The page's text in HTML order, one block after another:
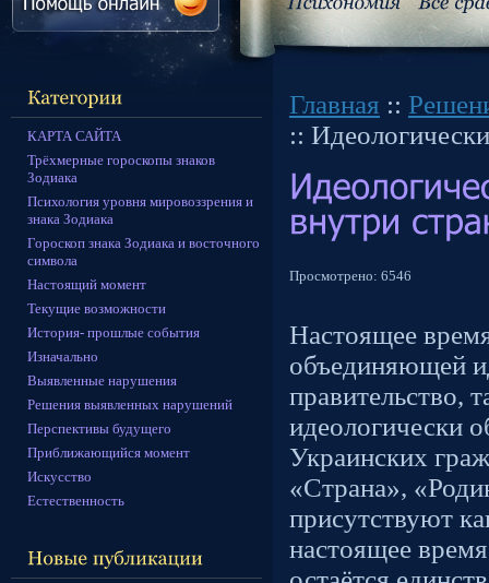
КАРТА САЙТА
Трёхмерные гороскопы знаков
Зодиака
Психология уровня мировоззрения и
знака Зодиака
Гороскоп знака Зодиака и восточного
символа
Настоящий момент
Текущие возможности
История- прошлые события
Изначально
Выявленные нарушения
Решения выявленных нарушений
Перспективы будущего
Приближающийся момент
Искусство
Естественность
Главная ::
::
Просмотрено: 6546
Настоящее
объединяющей
правительство,
идеологически
Украинских
«Страна»,
присутствуют
настоящее